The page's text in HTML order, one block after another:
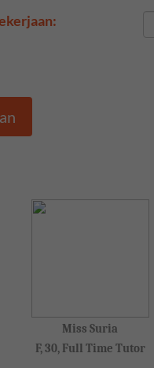
Miss Suria
F, 30, Full Time Tutor